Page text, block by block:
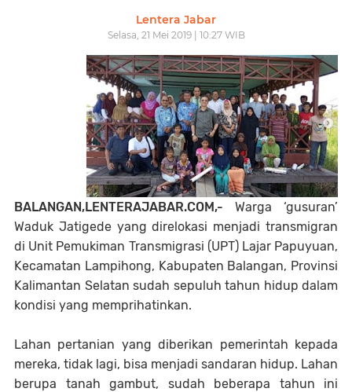
Lentera Jabar
Selasa, 21 Mei 2019 | 10:27 WIB
BALANGAN,LENTERAJABAR.COM,- Warga ‘gusuran’
Waduk Jatigede yang direlokasi menjadi transmigran
di Unit Pemukiman Transmigrasi (UPT) Lajar Papuyuan,
Kecamatan Lampihong, Kabupaten Balangan, Provinsi
Kalimantan Selatan sudah sepuluh tahun hidup dalam
kondisi yang memprihatinkan.
Lahan pertanian yang diberikan pemerintah kepada
mereka, tidak lagi, bisa menjadi sandaran hidup. Lahan
berupa tanah gambut, sudah beberapa tahun ini